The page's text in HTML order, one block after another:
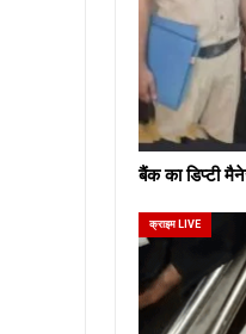
बैंक का डिप्टी
क्राइम LIVE